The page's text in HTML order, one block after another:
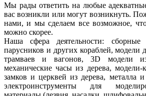
Мы рады ответить на любые
вас возникли или могут возникнуть.
нами, и мы сделаем все возможное,
можно скорее.
Наша сфера деятельности: сборные
парусников и других кораблей, модели
трамваев и вагонов, 3D модели
механические часы из дерева, модели-
замков и церквей из дерева, металла
электроинструменты для